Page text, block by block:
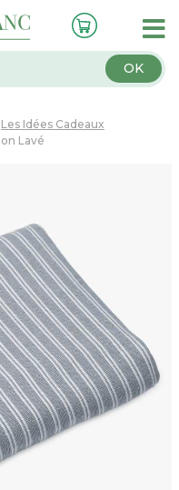
OK
Les Idées Cadeaux
Lavé